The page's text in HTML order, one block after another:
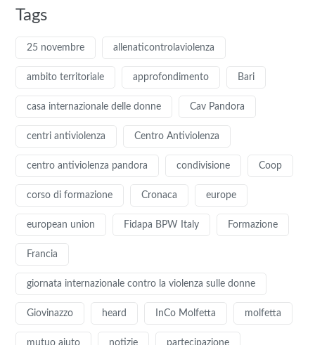
Tags
25 novembre allenaticontrolaviolenza
ambito territoriale approfondimento Bari
casa internazionale delle donne Cav Pandora
centri antiviolenza Centro Antiviolenza
centro antiviolenza pandora condivisione Coop
corso di formazione Cronaca europe
european union Fidapa BPW Italy Formazione
Francia
giornata internazionale contro la violenza sulle donne
Giovinazzo heard InCo Molfetta molfetta
mutuo aiuto notizie partecipazione